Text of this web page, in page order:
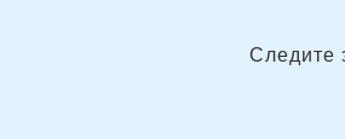
Следите